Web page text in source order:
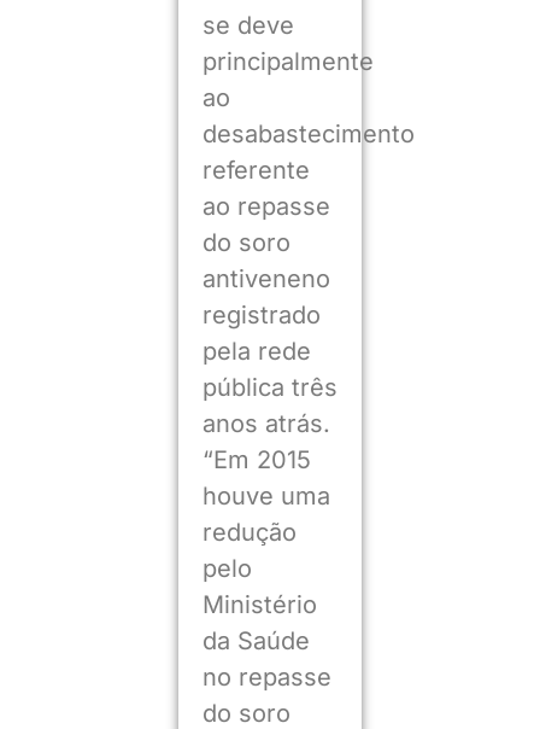
se deve
principalmente
ao
desabastecimento
referente
ao repasse
do soro
antiveneno
registrado
pela rede
pública três
anos atrás.
“Em 2015
houve uma
redução
pelo
Ministério
da Saúde
no repasse
do soro